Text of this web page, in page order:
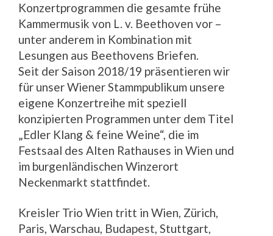
Konzertprogrammen die gesamte frühe
Kammermusik von L. v. Beethoven vor –
unter anderem in Kombination mit
Lesungen aus Beethovens Briefen.
Seit der Saison 2018/19 präsentieren wir
für unser Wiener Stammpublikum unsere
eigene Konzertreihe mit speziell
konzipierten Programmen unter dem Titel
„Edler Klang & feine Weine“, die im
Festsaal des Alten Rathauses in Wien und
im burgenländischen Winzerort
Neckenmarkt stattfindet.
Kreisler Trio Wien tritt in Wien, Zürich,
Paris, Warschau, Budapest, Stuttgart,